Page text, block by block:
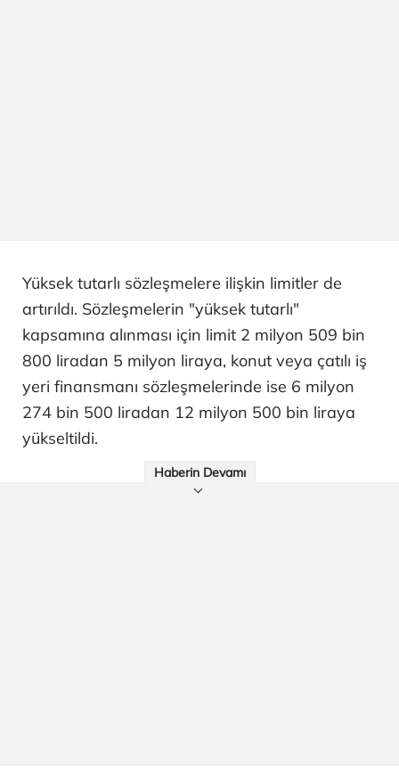
Yüksek tutarlı sözleşmelere ilişkin limitler de
artırıldı. Sözleşmelerin "yüksek tutarlı"
kapsamına alınması için limit 2 milyon 509 bin
800 liradan 5 milyon liraya, konut veya çatılı iş
yeri finansmanı sözleşmelerinde ise 6 milyon
274 bin 500 liradan 12 milyon 500 bin liraya
yükseltildi.
Haberin Devamı